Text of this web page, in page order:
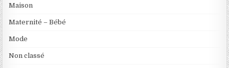
Maison
Maternité – Bébé
Mode
Non classé